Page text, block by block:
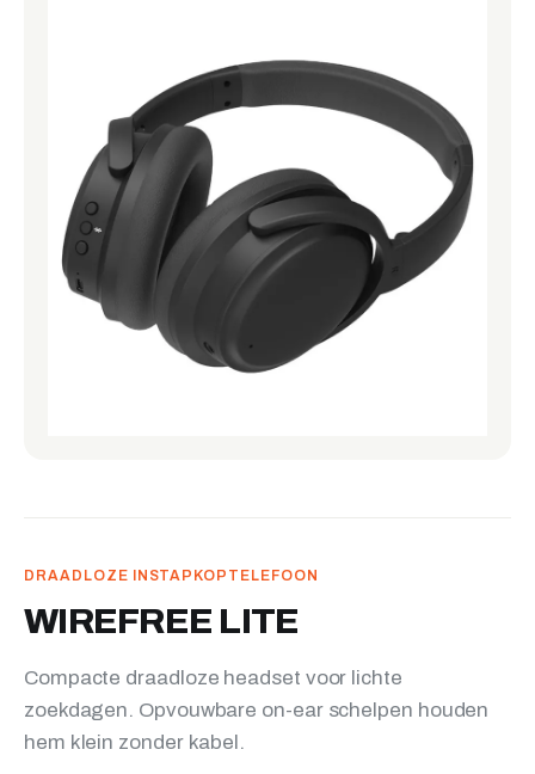
DRAADLOZE INSTAPKOPTELEFOON
WIREFREE LITE
Compacte draadloze headset voor lichte
zoekdagen. Opvouwbare on-ear schelpen houden
hem klein zonder kabel.